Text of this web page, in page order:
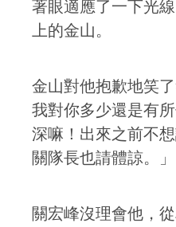
著眼適應了一下光
上的金山。
金山對他抱歉地笑
我對你多少還是有
深嘛！出來之前不
關隊長也請體諒。」
關宏峰沒理會他，